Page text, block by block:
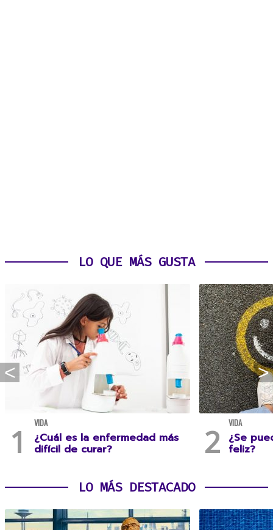
LO QUE MÁS GUSTA
VIDA
¿Cuál es la enfermedad más
difícil de curar?
VIDA
¿Se
feliz?
LO MÁS DESTACADO